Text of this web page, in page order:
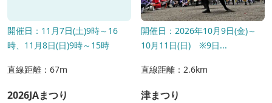
開催日：11月7日(土)9時～16
時、11月8日(日)9時～15時
直線距離：67m
2026JAまつり
開催日：2026年10月9日(金)～
10月11日(日) ※9日...
直線距離：2.6km
津まつり